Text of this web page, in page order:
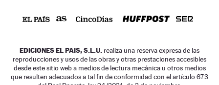
EDICIONES EL PAIS, S.L.U. realiza una reserva expresa de las
reproducciones y usos de las obras y otras prestaciones accesibles
desde este sitio web a medios de lectura mecánica u otros medios
que resulten adecuados a tal fin de conformidad con el artículo 67.3